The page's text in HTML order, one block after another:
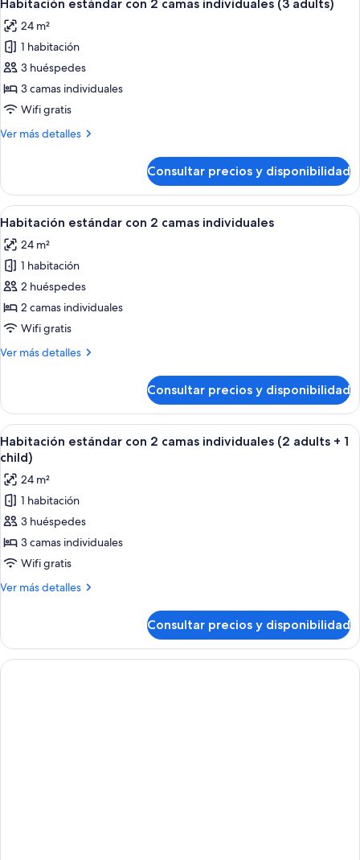
habitaciones
todas
las
fotos
de
Habitación
estándar
2
(3
adults)
Habitación estándar con 2 camas individuales (3 adults)
24 m²
1 habitación
3 huéspedes
3 camas individuales
Wifi gratis
Ver más detalles
Más
estándar
con
2
individuales
(3
adults)
Consultar precios y disponibilidad
Abrir
todas
las
fotos
de
Habitación
estándar
2
Una habitación de hotel con dos
7
Habitación estándar con 2 camas individuales
24 m²
1 habitación
2 huéspedes
2 camas individuales
Wifi gratis
Ver más detalles
Más
estándar
con
2
camas
individuales
Consultar precios y disponibilidad
Abrir
todas
las
fotos
de
Habitación
estándar
con
2
(2
adults
+
Una habitación de hotel con cama,
7
Habitación estándar con 2 camas individuales (2 adults + 1
child)
24 m²
1 habitación
3 huéspedes
3 camas individuales
Wifi gratis
Ver más detalles
Más
estándar
con
2
Consultar precios y disponibilidad